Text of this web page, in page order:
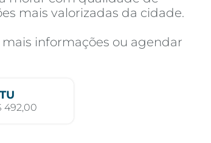
mais valorizadas da cidade.
informações ou agendar
492,00